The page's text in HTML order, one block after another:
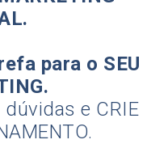
para o SEU
e CRIE